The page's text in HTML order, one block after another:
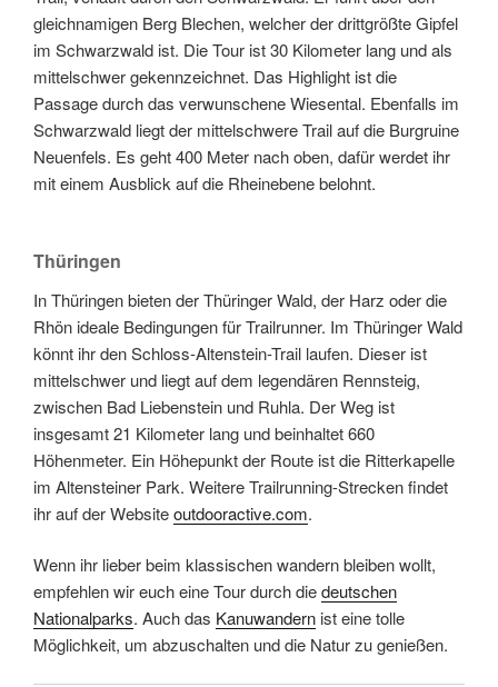
gleichnamigen Berg Blechen, welcher der drittgrößte Gipfel
im Schwarzwald ist. Die Tour ist 30 Kilometer lang und als
mittelschwer gekennzeichnet. Das Highlight ist die
Passage durch das verwunschene Wiesental. Ebenfalls im
Schwarzwald liegt der mittelschwere Trail auf die Burgruine
Neuenfels. Es geht 400 Meter nach oben, dafür werdet ihr
mit einem Ausblick auf die Rheinebene belohnt.
Thüringen
In Thüringen bieten der Thüringer Wald, der Harz oder die
Rhön ideale Bedingungen für Trailrunner. Im Thüringer Wald
könnt ihr den Schloss-Altenstein-Trail laufen. Dieser ist
mittelschwer und liegt auf dem legendären Rennsteig,
zwischen Bad Liebenstein und Ruhla. Der Weg ist
insgesamt 21 Kilometer lang und beinhaltet 660
Höhenmeter. Ein Höhepunkt der Route ist die Ritterkapelle
im Altensteiner Park. Weitere Trailrunning-Strecken findet
ihr auf der Websiteoutdooractive.com.
Wenn ihr lieber beim klassischen wandern bleiben wollt,
empfehlen wir euch eine Tour durch diedeutschen
Nationalparks. Auch das Kanuwandern ist eine tolle
Möglichkeit, um abzuschalten und die Natur zu genießen.